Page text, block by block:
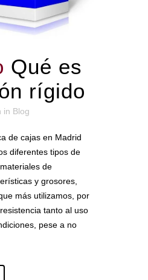
Qué es
rígido
in Blog
de cajas en Madrid
diferentes tipos de
de
y grosores,
más utilizamos, por
tanto al uso
pese a no